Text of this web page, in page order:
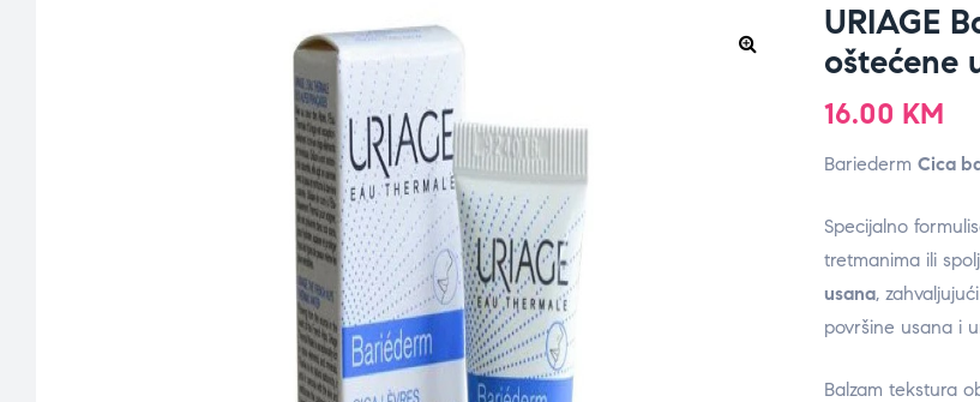
URIAGE
oštećene
16.00 KM
Bariederm Cica
Specijalno
tretmanima ili
usana,
površine usana i
Balzam tekstura